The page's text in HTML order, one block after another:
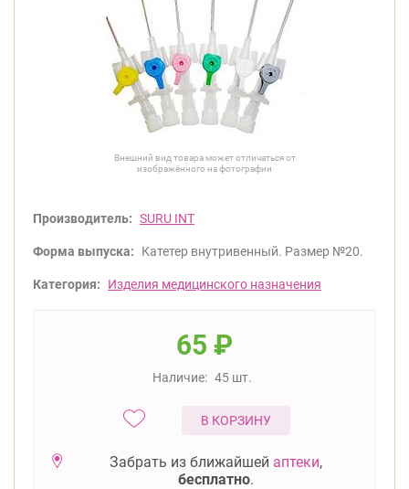
Внешний вид товара может отличаться от
изображённого на фотографии
Производитель: SURU INT
Форма выпуска: Катетер внутривенный. Размер №20.
Категория: Изделия медицинского назначения
65 ₽
Наличие: 45 шт.
В КОРЗИНУ
Забрать из ближайшей аптеки,
бесплатно.